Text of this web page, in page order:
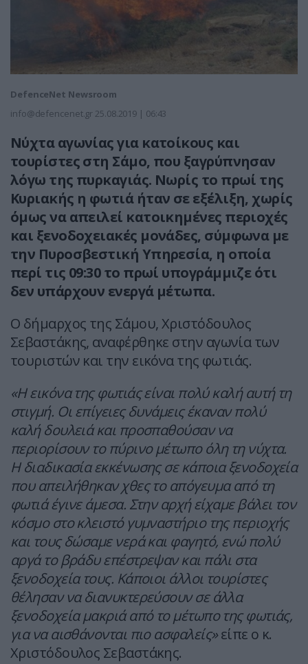
DefenceNet Newsroom
info@defencenet.gr 25.08.2019 | 06:43
Νύχτα αγωνίας για κατοίκους και
τουρίστες στη Σάμο, που ξαγρύπνησαν
λόγω της πυρκαγιάς. Νωρίς το πρωί της
Κυριακής η φωτιά ήταν σε εξέλιξη, χωρίς
όμως να απειλεί κατοικημένες περιοχές
και ξενοδοχειακές μονάδες, σύμφωνα με
την Πυροσβεστική Υπηρεσία, η οποία
περί τις 09:30 το πρωί υπογράμμιζε ότι
δεν υπάρχουν ενεργά μέτωπα.
Ο δήμαρχος της Σάμου, Χριστόδουλος
Σεβαστάκης, αναφέρθηκε στην αγωνία των
τουριστών και την εικόνα της φωτιάς.
«Η εικόνα της φωτιάς είναι πολύ καλή αυτή τη
στιγμή. Οι επίγειες δυνάμεις έκαναν πολύ
καλή δουλειά και προσπαθούσαν να
περιορίσουν το πύρινο μέτωπο όλη τη νύχτα.
Η διαδικασία εκκένωσης σε κάποια ξενοδοχεία
που απειλήθηκαν χθες το απόγευμα από τη
φωτιά έγινε άμεσα. Στην αρχή είχαμε βάλει τον
κόσμο στο κλειστό γυμναστήριο της περιοχής
και τους δώσαμε νερά και φαγητό, ενώ πολύ
αργά το βράδυ επέστρεψαν και πάλι στα
ξενοδοχεία τους. Κάποιοι άλλοι τουρίστες
θέλησαν να διανυκτερεύσουν σε άλλα
ξενοδοχεία μακριά από το μέτωπο της φωτιάς,
για να αισθάνονται πιο ασφαλείς»είπε o κ.
Χριστόδουλος Σεβαστάκης.